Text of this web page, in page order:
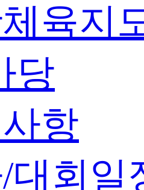
육지
당
항
대회일